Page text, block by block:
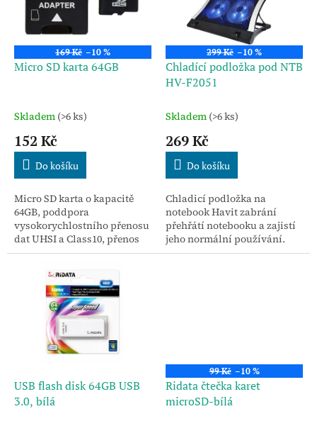
169 Kč –10 %
Micro SD karta 64GB
Skladem (>6 ks)
152 Kč
Do košíku
Micro SD karta o kapacitě
64GB, poddpora
vysokorychlostního přenosu
dat UHSI a Class10, přenos
dat až 104MB / s, balení
klasickou SD kartu.
299 Kč –10 %
Chladící podložka pod NTB
HV-F2051
Skladem (>6 ks)
269 Kč
Do košíku
Chladicí podložka na
notebook Havit zabrání
přehřátí notebooku a zajistí
jeho normální používání.
USB flash disk 64GB USB
3.0, bílá
99 Kč –10 %
Ridata čtečka karet
microSD-bílá